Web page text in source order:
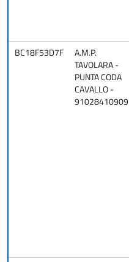
BC18F53D7F
A.M.P.
TAVOLARA -
PUNTA CODA
CAVALLO -
91028410909